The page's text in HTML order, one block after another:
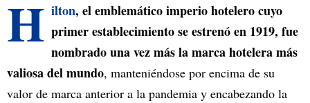
H ilton, el emblemático imperio hotelero cuyo
primer establecimiento se estrenó en 1919, fue
nombrado una vez más la marca hotelera más
valiosa del mundo, manteniéndose por encima de su
valor de marca anterior a la pandemia y encabezando la